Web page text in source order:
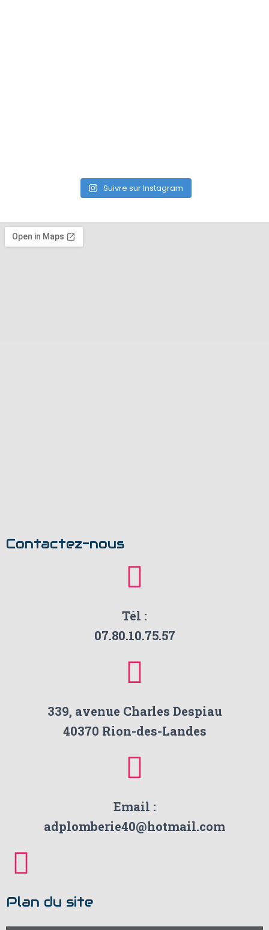
Suivre sur Instagram
Contactez-nous
Tél :
07.80.10.75.57
339, avenue Charles Despiau
40370 Rion-des-Landes
Email :
adplomberie40@hotmail.com
Plan du site